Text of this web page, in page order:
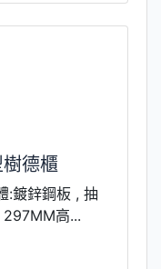
德櫃
:鍍鋅鋼板 , 抽
高...